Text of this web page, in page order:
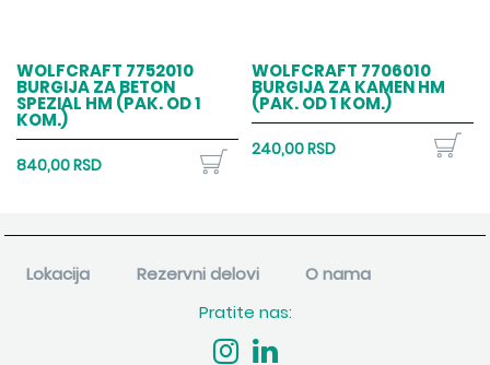
WOLFCRAFT 7752010
BURGIJA ZA BETON
SPEZIAL HM (PAK. OD 1
KOM.)
840,00 RSD
WOLFCRAFT 7706010
BURGIJA ZA KAMEN HM
(PAK. OD 1 KOM.)
240,00 RSD
Lokacija Rezervni delovi
O nama
Pratite nas: